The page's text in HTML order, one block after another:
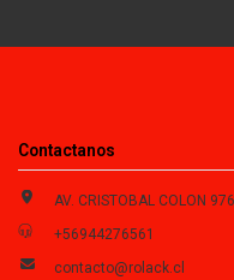
Contactanos
AV. CRISTOBAL COLON
+56944276561
contacto@rolack.cl